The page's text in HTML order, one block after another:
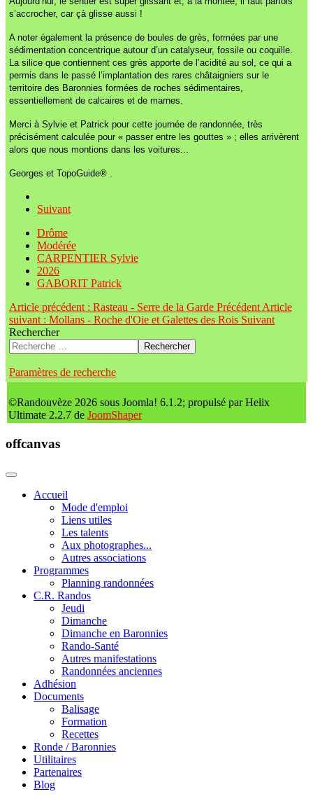
s’accrocher, car çà glisse aussi !
A noter également la présence de boules de grès, formées par une
sédimentation concentrique autour d’un catalyseur, fossile ou coquille.
La silice que contiennent ces grès apporte de l’acidité au sol, ce qui a
permis dans le passé l’implantation des rares châtaigniers sur le
territoire des Baronnies formées de roches sédimentaires,
essentiellement de calcaires et de marnes.
Merci à Sylvie et Patrick pour cette journée de randonnée, très
précisément calculée pour « passer entre les gouttes » ; elles arrivèrent
alors que nous montions dans les voitures...
Georges et TopoGuide® .
Suivant
Drôme
Modérée
CARPENTIER Sylvie
2026
GABORIT Patrick
Article précédent : Rasteau - Serre de la Garde Précédent Article
suivant : Mollans - Roche d'Oie et Galettes des Rois Suivant
Rechercher
Rechercher
Paramètres de recherche
©Randouvèze 2026 sous Joomla! 6.1.2; propulsé par Helix
Ultimate 2.2.7 de JoomShaper
offcanvas
Accueil
Mode d'emploi
Liens utiles
Les talents
Aux photographes...
Autres associations
Programmes
Planning randonnées
C.R. Randos
Jeudi
Dimanche
Dimanche en Baronnies
Rando-Santé
Autres manifestations
Randonnées anciennes
Adhésion
Documents
Balisage
Formation
Recettes
Ronde / Baronnies
Utilitaires
Partenaires
Blog